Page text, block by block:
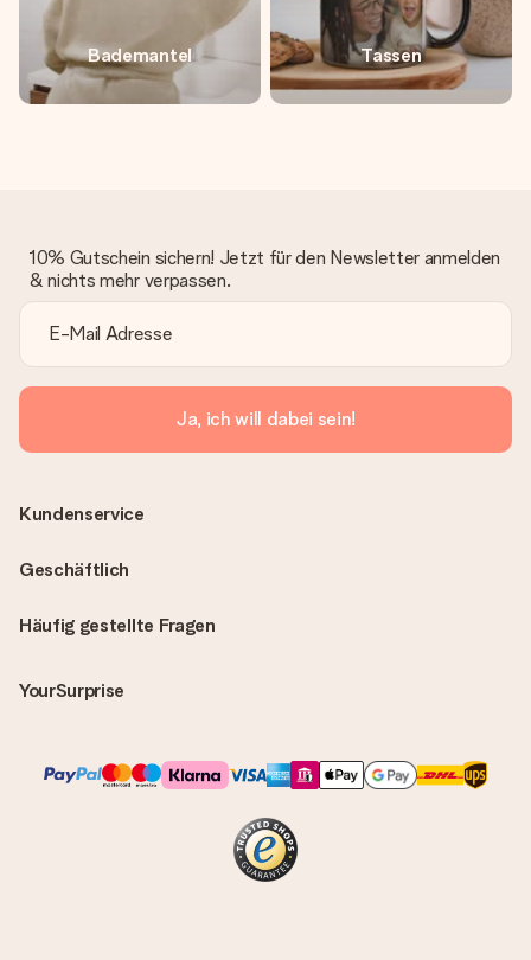
Bademantel Tassen
10% Gutschein sichern! Jetzt für den Newsletter anmelden
& nichts mehr verpassen.
Ja, ich will dabei sein!
Häufig gestellte Fragen
YourSurprise
Kundenservice
Geschäftlich